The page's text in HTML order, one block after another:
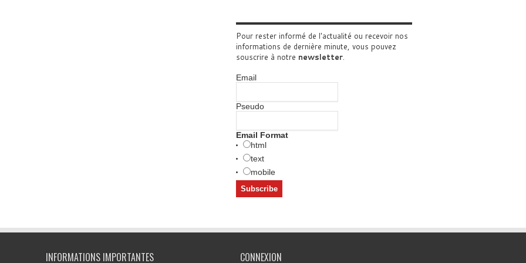
Pour rester informé de l'actualité ou recevoir nos
informations de dernière minute, vous pouvez
souscrire à notre newsletter.
Email
Pseudo
Email Format
html
text
mobile
INFORMATIONS IMPORTANTES CONNEXION